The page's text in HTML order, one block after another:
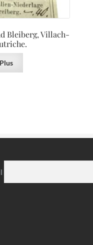
Bleiberg, Villach-